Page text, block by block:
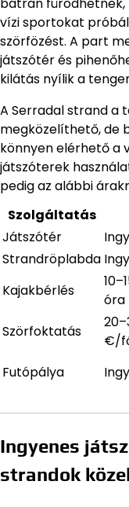
vízi sportokat
szörfözést. A part
játszótér és
kilátás nyílik a
A Serradal strand a
megközelíthető, de
könnyen elérhető a
játszóterek
pedig az alábbi
Szolgáltatás
Játszótér
Strandröplabda
Kajakbérlés
óra
Szörfoktatás
€/
Futópálya
Ingyenes
strandok